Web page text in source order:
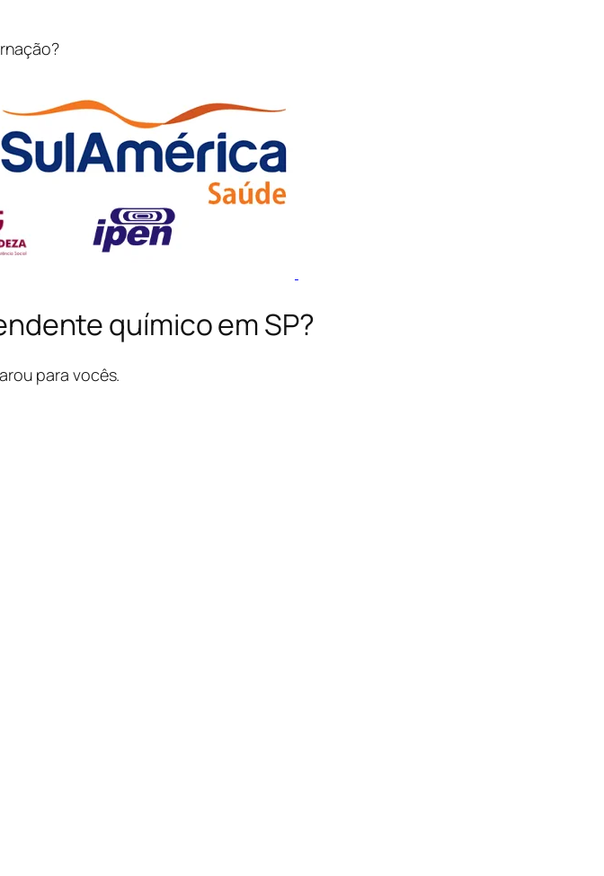
químico em SP?
para vocês.